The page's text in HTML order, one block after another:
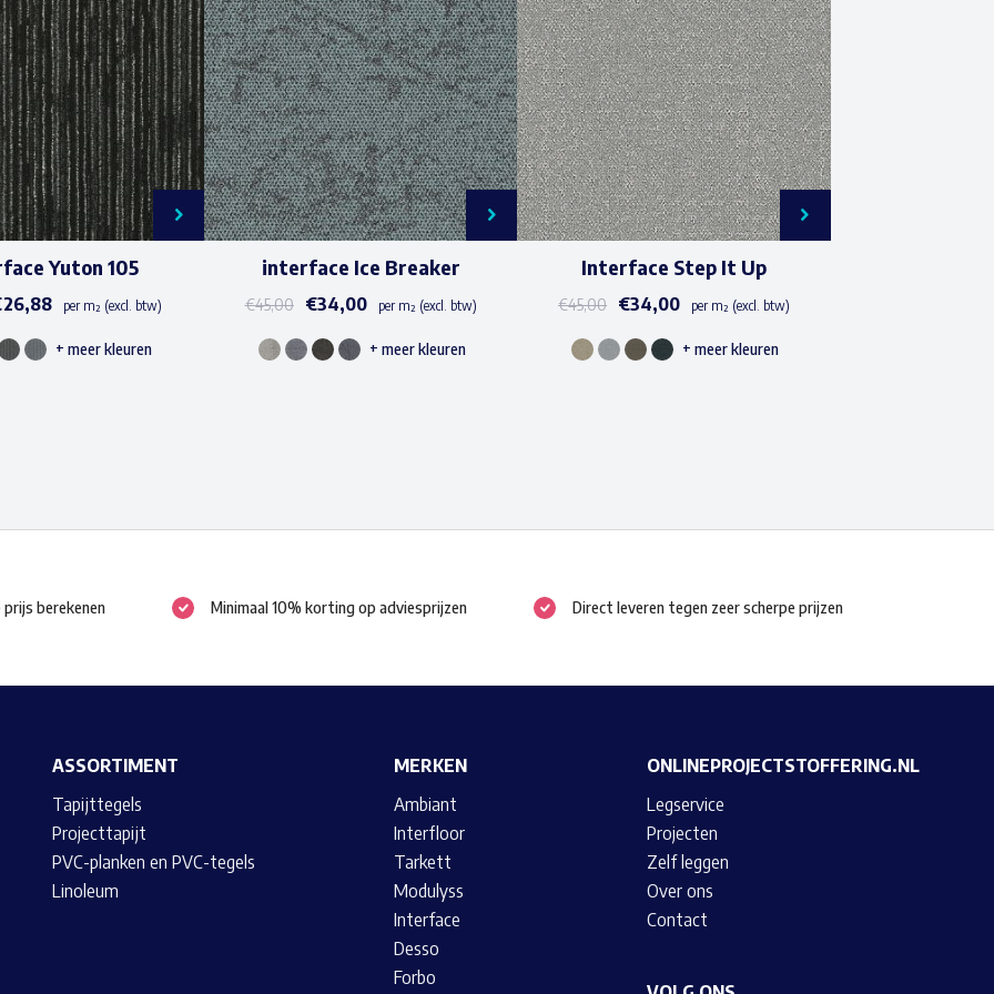
Yuton 105
26,88 per m² (excl. btw)
gekozen
+ meer kleuren
interface Ice Breaker
€45,00 €34,00 per m² (excl. btw)
Dit
gekozen
+ meer kleuren
Interface Step It Up
€45,00 €34,00 per m² (excl. btw)
gekozen
+ meer kleuren
berekenen Minimaal 10% korting op adviesprijzen Direct leveren tegen zeer scherpe prijzen
ASSORTIMENT
Tapijttegels
Projecttapijt
PVC-planken en PVC-tegels
Linoleum
MERKEN
Ambiant
Interfloor
Tarkett
Modulyss
Interface
Desso
Forbo
ONLINEPROJECTSTOFFERING.NL
Legservice
Projecten
Zelf leggen
Over ons
Contact